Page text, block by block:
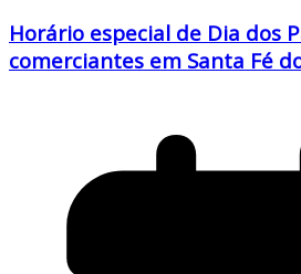
Horário especial de Dia dos
comerciantes em Santa Fé